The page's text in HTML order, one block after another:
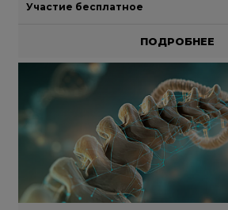
Участие бесплатное
ПОДРОБНЕЕ